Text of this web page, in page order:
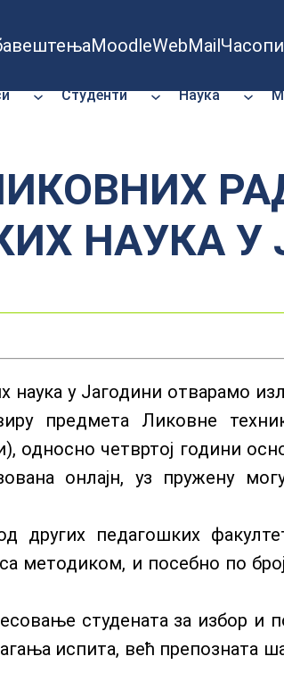
MoodleWebMail
Студенти Наука
НАУКА У
наука у Јагодини отварамо
предмета Ликовне
односно четвртој години
онлајн, уз пружену
других педагошких
методиком, и посебно по
студената за избор и
испита, већ препозната